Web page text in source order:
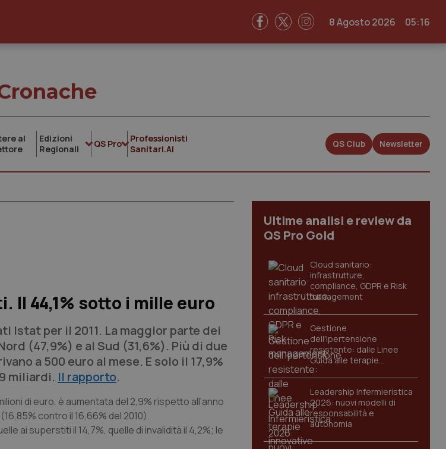
8 Agosto 2026 05:16
al
Edizioni
Regionali
QS Pro
Professionisti
Sanitari.AI
QS Club Newsletter
Il 44,1% sotto i mille euro
Istat per il 2011. La maggior parte dei
(47,9%) e al Sud (31,6%). Più di due
a 500 euro al mese. E solo il 17,9%
miliardi. Il rapporto.
di euro, è aumentata del 2,9% rispetto all'anno
contro il 16,66% del 2010).
ai superstiti il 14,7%, quelle di invalidità il 4,2%; le
Ultime analisi e review da
QS Pro Gold
Cloud sanitario:
infrastrutture,
compliance, GDPR e Risk
management
Gestione
dell'Ipertensione
resistente: dalle Linee
Guida alle terapie
innovative
Leadership Infermieristica
2026: nuovi modelli di
responsabilità e
autonomia